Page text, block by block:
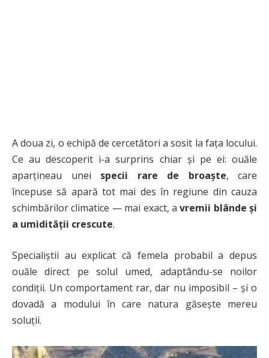
A doua zi, o echipă de cercetători a sosit la fața locului.
Ce au descoperit i-a surprins chiar și pe ei: ouăle
aparțineau unei specii rare de broaște, care
începuse să apară tot mai des în regiune din cauza
schimbărilor climatice — mai exact, avremii blânde și
a umidității crescute.
Specialiștii au explicat că femela probabil a depus
ouăle direct pe solul umed, adaptându-se noilor
condiții. Un comportament rar, dar nu imposibil – și o
dovadă a modului în care natura găsește mereu
soluții.